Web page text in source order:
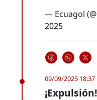
— Ecuagol
2025
09/09/2025 18:37
¡Expulsión!